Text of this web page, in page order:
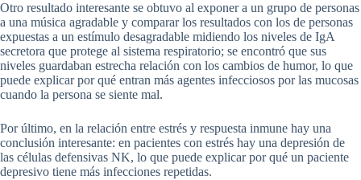
Otro resultado interesante se obtuvo al exponer a un grupo de personas
a una música agradable y comparar los resultados con los de personas
expuestas a un estímulo desagradable midiendo los niveles de IgA
secretora que protege al sistema respiratorio; se encontró que sus
niveles guardaban estrecha relación con los cambios de humor, lo que
puede explicar por qué entran más agentes infecciosos por las mucosas
cuando la persona se siente mal.
Por último, en la relación entre estrés y respuesta inmune hay una
conclusión interesante: en pacientes con estrés hay una depresión de
las células defensivas NK, lo que puede explicar por qué un paciente
depresivo tiene más infecciones repetidas.